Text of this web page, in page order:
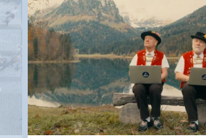
Anwil
Appenzell
Au SG
Baar
Baden
Balsthal
Balzers